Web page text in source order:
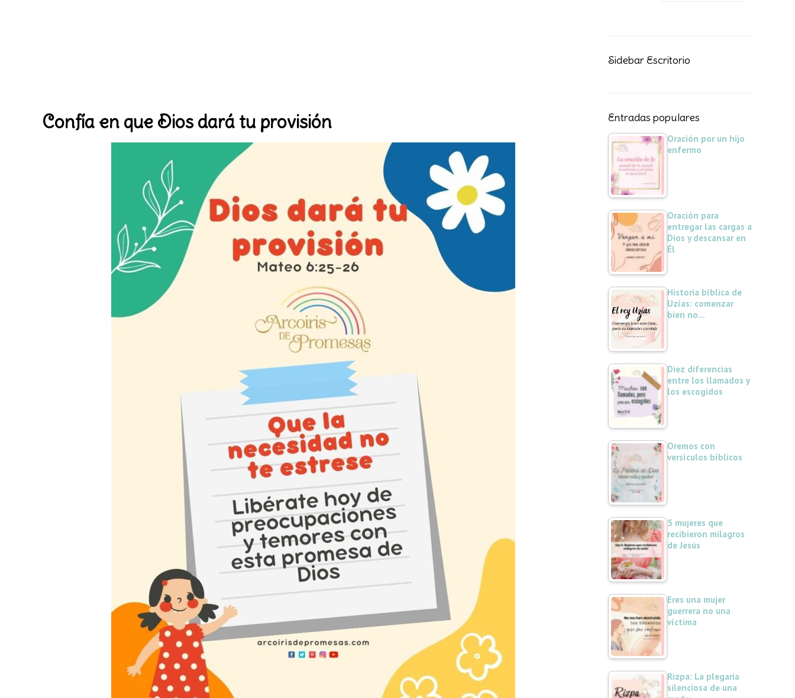
Confía en que Dios dará tu provisión
Sidebar Escritorio
Entradas populares
Oración por un hijo
enfermo
Oración para
entregar las cargas a
Dios y descansar en
Él
Historia bíblica de
Uzías: comenzar
bien no…
Diez diferencias
entre los llamados y
los escogidos
Oremos con
versículos bíblicos
5 mujeres que
recibieron milagros
de Jesús
Eres una mujer
guerrera no una
víctima
Rizpa: La plegaria
silenciosa de una